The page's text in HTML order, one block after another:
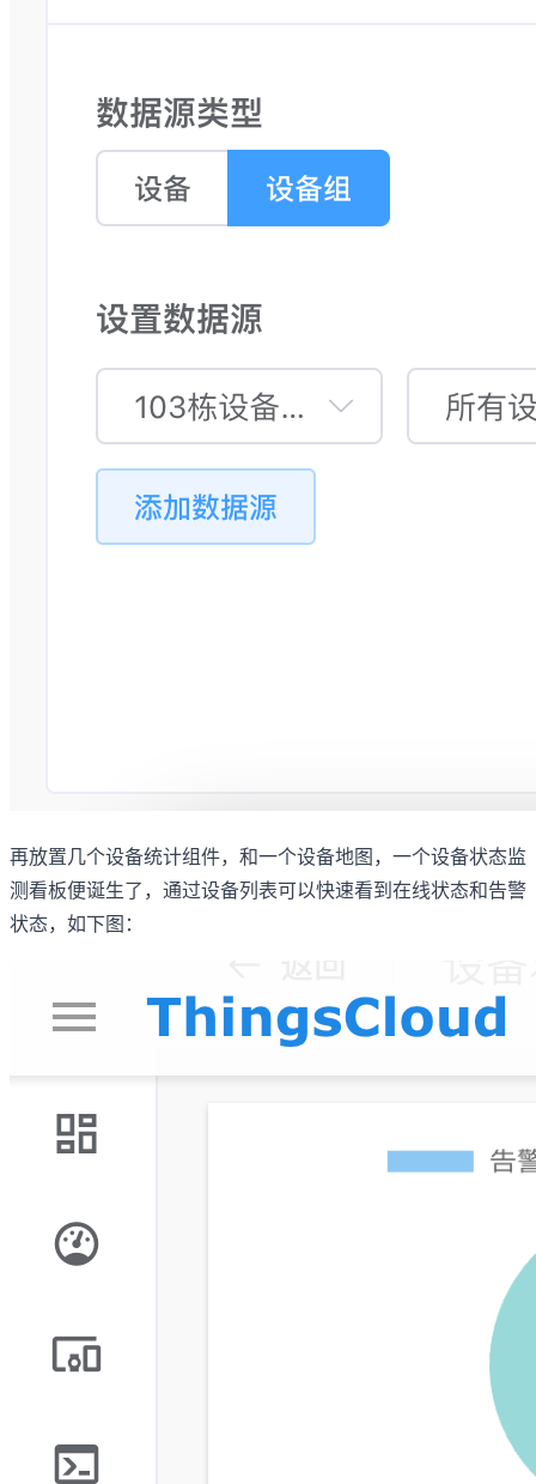
再放置几个设备统计组件，和一个设备地图，一个设备状态监
测看板便诞生了，通过设备列表可以快速看到在线状态和告警
状态，如下图：